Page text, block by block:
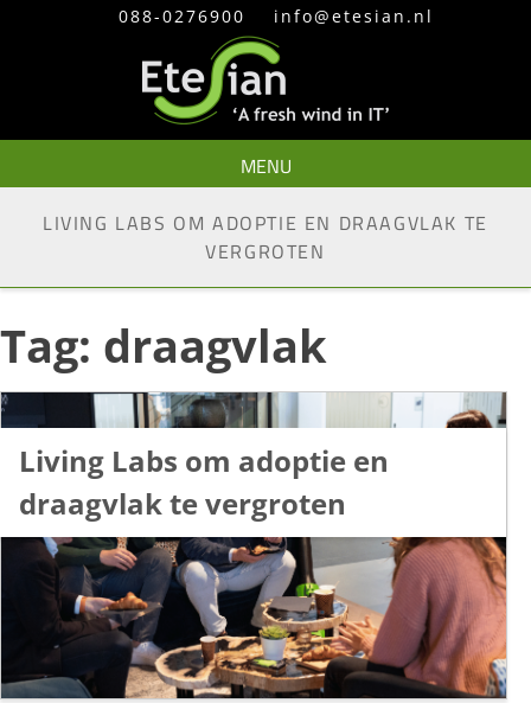
088-0276900 info@etesian.nl
MENU
LIVING LABS OM ADOPTIE EN DRAAGVLAK TE
VERGROTEN
Tag: draagvlak
Living Labs om adoptie en
draagvlak te vergroten